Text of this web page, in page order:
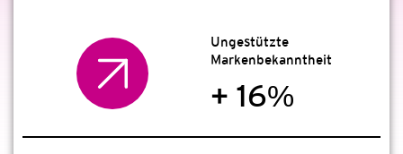
Ungestützte
Markenbekanntheit
+ 16%